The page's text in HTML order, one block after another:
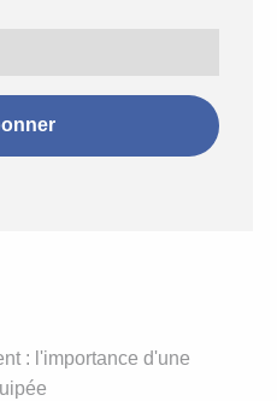
: l'importance d'une